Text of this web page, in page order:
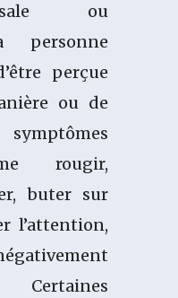
ou
personne
perçue
ou de
rougir,
buter sur
l’attention,